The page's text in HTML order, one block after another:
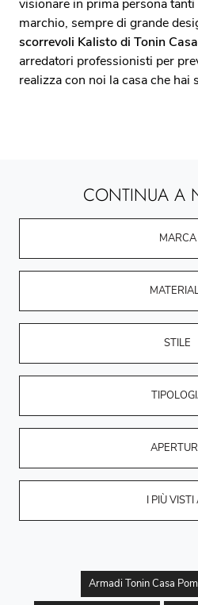
visionare in prima persona
marchio, sempre di grande
scorrevoli Kalisto di Tonin Casa
arredatori professionisti per
realizza con noi la casa che hai
CONTINUA A
MARCA
STILE
I PIÙ VISTI
Armadi Tonin Casa